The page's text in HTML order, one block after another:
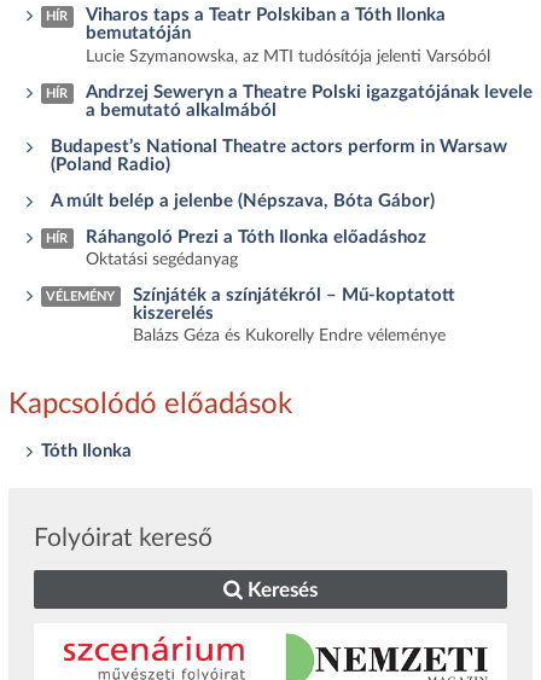
HÍR
Viharos taps a Teatr Polskiban a Tóth Ilonka
bemutatóján
Lucie Szymanowska, az MTI tudósítója jelenti Varsóból
HÍR
Andrzej Seweryn a Theatre Polski igazgatójának levele
a bemutató alkalmából
Budapest’s National Theatre actors perform in Warsaw
(Poland Radio)
A múlt belép a jelenbe (Népszava, Bóta Gábor)
HÍR Ráhangoló Prezi a Tóth Ilonka előadáshoz
Oktatási segédanyag
VÉLEMÉNY
Színjáték a színjátékról – Mű-koptatott
kiszerelés
Balázs Géza és Kukorelly Endre véleménye
Kapcsolódó előadások
Tóth Ilonka
Folyóirat kereső
Keresés